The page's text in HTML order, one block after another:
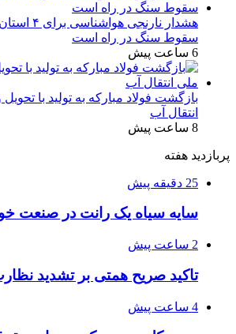
هشدار
سقوط سنگ در راه است
6 ساعت پیش
بازگشت فولاد مبارکه به تولید با
انتقال آب
8 ساعت پیش
پربازدید هفته
25 دقیقه پیش
سایه سیاه یک رانت در صنعت
2 ساعت پیش
تاکید صریح همتی بر تشدید
4 ساعت پیش